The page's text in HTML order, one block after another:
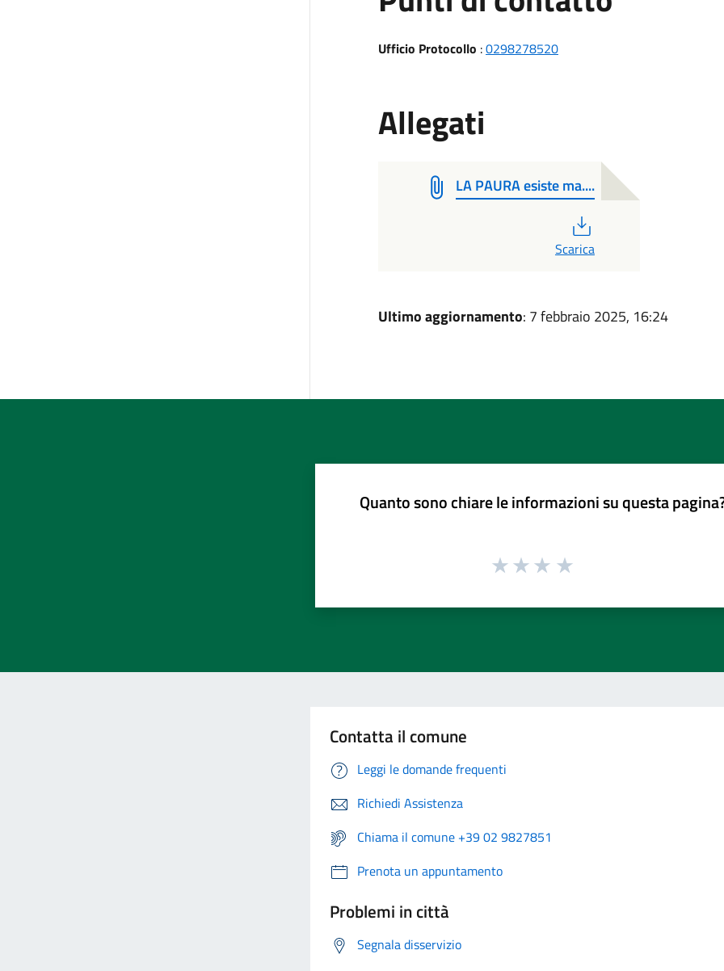
Ufficio Protocollo :0298278520
Allegati
LA PAURA esiste ma....
Scarica
Ultimo aggiornamento: 7 febbraio 2025, 16:24
Quanto sono chiare le informazioni su questa
Contatta il comune
Leggi le domande frequenti
Richiedi Assistenza
Chiama il comune +39 02 9827851
Prenota un appuntamento
Problemi in città
Segnala disservizio